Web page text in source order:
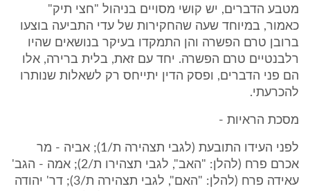
מטבע הדברים, יש קושי מסויים בניהול "חצי תיק"
כאמור, במיוחד שעה שהחקירות של עדי התביעה בוצעו
ברובן טרם הפשרה והן התמקדו בעיקר בנושאים שהיו
רלבנטיים טרם הפשרה. יחד עם זאת, בלית ברירה, אלו
הם פני הדברים, ופסק הדין יתייחס רק לשאלות שנותרו
להכרעתי.
מסכת הראיות -
לפני העידו התובעת (לגבי תצהירה ת/1); אביה - מר
אכרם פרח (להלן: "האב", לגבי תצהירו ת/2); אמה - הגב'
עאידה פרח (להלן: "האם", לגבי תצהירה ת/3); דר' יהודה